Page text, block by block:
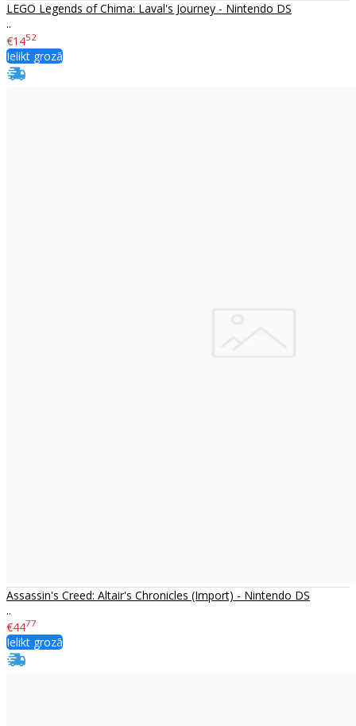
LEGO Legends of Chima: Laval's Journey - Nintendo DS
..
€1452
Ielikt grozā
Assassin's Creed: Altair's Chronicles (Import) - Nintendo DS
..
€4477
Ielikt grozā